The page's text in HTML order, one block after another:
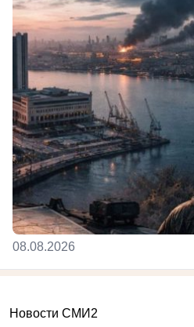
08.08.2026
Новости СМИ2